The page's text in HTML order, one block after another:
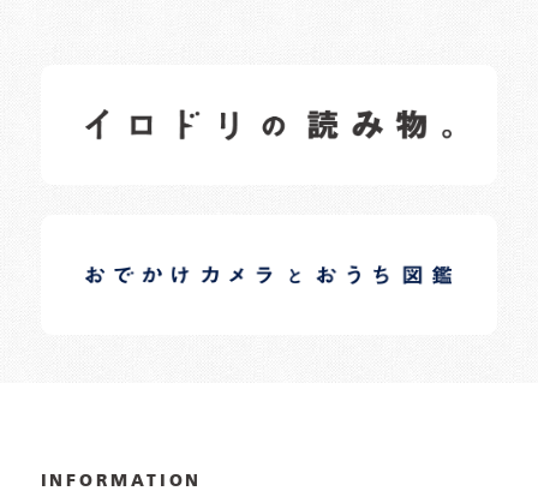
日常の様子など随時更新中です。
日常の様子など随時更新中です。
INFORMATION